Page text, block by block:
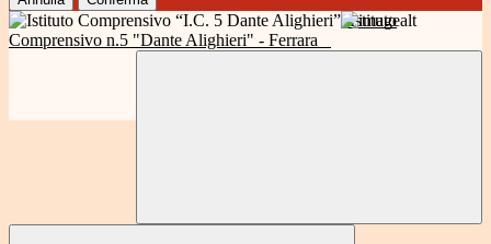
Istituto
Comprensivo n.5 "Dante Alighieri" - Ferrara